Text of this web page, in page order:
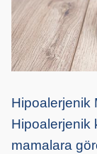
Hipoalerjenik
Hipoalerjenik
mamalara